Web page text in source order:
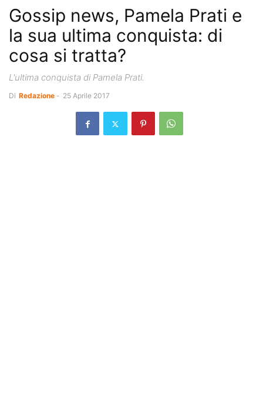
Gossip news, Pamela Prati e
la sua ultima conquista: di
cosa si tratta?
L'ultima conquista di Pamela Prati.
Di Redazione - 25 Aprile 2017